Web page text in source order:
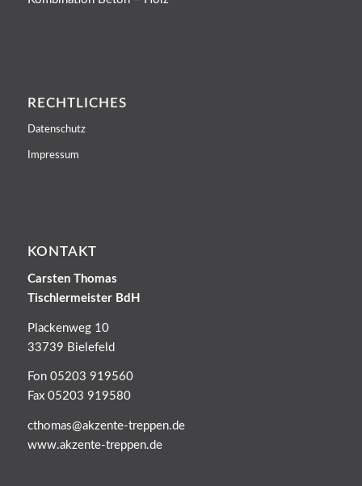
RECHTLICHES
Datenschutz
Impressum
KONTAKT
Carsten Thomas
Tischlermeister BdH
Plackenweg 10
33739 Bielefeld
Fon 05203 919560
Fax 05203 919580
cthomas@akzente-treppen.de
www.akzente-treppen.de